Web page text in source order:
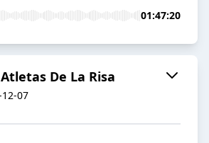
01:47:20
De La Risa
07